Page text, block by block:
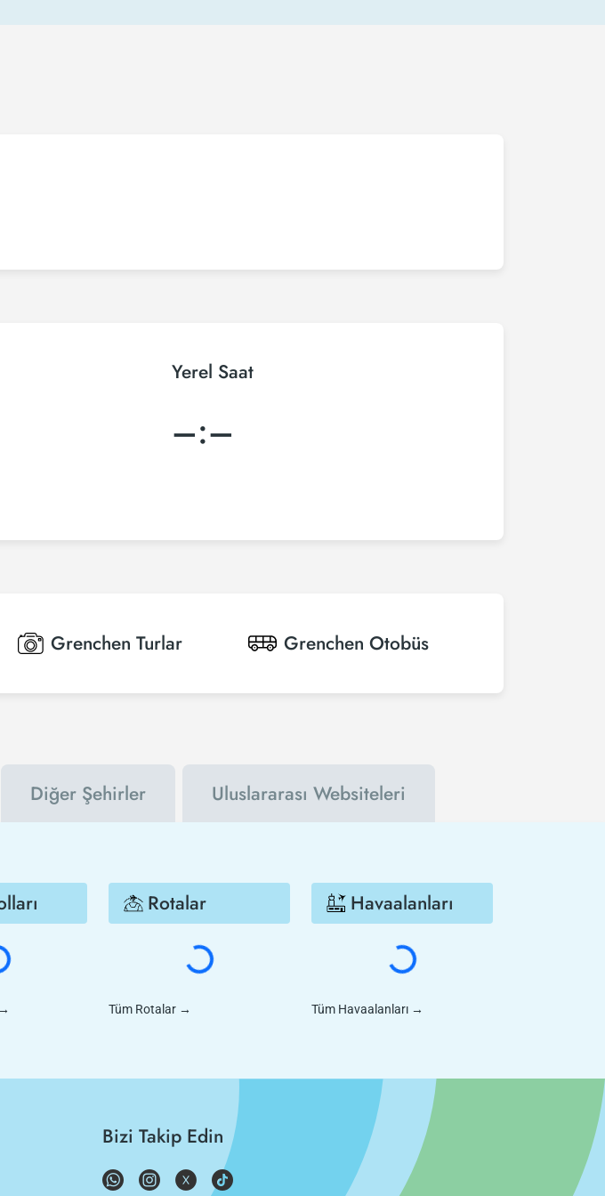
Yerel Saat
–:–
Grenchen Turlar Grenchen Otobüs
Diğer Şehirler Uluslararası Websiteleri
→
Rotalar
Tüm Rotalar →
Havaalanları
Tüm Havaalanları →
Bizi Takip Edin